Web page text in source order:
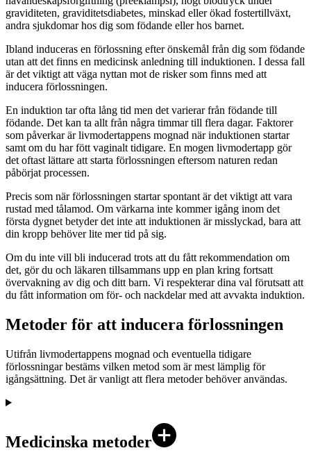
graviditeten, graviditetsdiabetes, minskad eller ökad fostertillväxt,
andra sjukdomar hos dig som födande eller hos barnet.
Ibland induceras en förlossning efter önskemål från dig som födande
utan att det finns en medicinsk anledning till induktionen. I dessa fall
är det viktigt att väga nyttan mot de risker som finns med att
inducera förlossningen.
En induktion tar ofta lång tid men det varierar från födande till
födande. Det kan ta allt från några timmar till flera dagar. Faktorer
som påverkar är livmodertappens mognad när induktionen startar
samt om du har fött vaginalt tidigare. En mogen livmodertapp gör
det oftast lättare att starta förlossningen eftersom naturen redan
påbörjat processen.
Precis som när förlossningen startar spontant är det viktigt att vara
rustad med tålamod. Om värkarna inte kommer igång inom det
första dygnet betyder det inte att induktionen är misslyckad, bara att
din kropp behöver lite mer tid på sig.
Om du inte vill bli inducerad trots att du fått rekommendation om
det, gör du och läkaren tillsammans upp en plan kring fortsatt
övervakning av dig och ditt barn. Vi respekterar dina val förutsatt att
du fått information om för- och nackdelar med att avvakta induktion.
Metoder för att inducera förlossningen
Utifrån livmodertappens mognad och eventuella tidigare
förlossningar bestäms vilken metod som är mest lämplig för
igångsättning. Det är vanligt att flera metoder behöver användas.
Medicinska metoder